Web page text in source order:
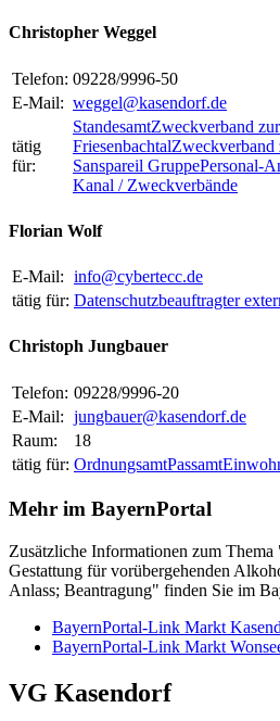
Christopher Weggel
Telefon: 09228/9996-50
E-Mail: weggel@kasendorf.de
tätig
für:
StandesamtZweckverband
FriesenbachtalZweckverband
Sanspareil GruppePersonal-
Kanal / Zweckverbände
Florian Wolf
E-Mail: info@cybertecc.de
tätig für: Datenschutzbeauftragter
Christoph Jungbauer
Telefon: 09228/9996-20
E-Mail: jungbauer@kasendorf.de
Raum:
18
tätig für: OrdnungsamtPassamt
Mehr im BayernPortal
Zusätzliche Informationen zum Thema
Gestattung für vorübergehenden
Anlass; Beantragung" finden Sie im
BayernPortal-Link Markt
BayernPortal-Link Markt
VG Kasendorf